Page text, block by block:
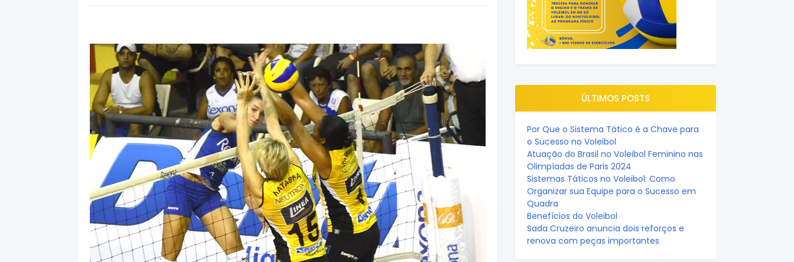
ÚLTIMOS POSTS
Por Que o Sistema Tático é a Chave para
o Sucesso no Voleibol
Atuação do Brasil no Voleibol Feminino nas
Olimpíadas de Paris 2024
Sistemas Táticos no Voleibol: Como
Organizar sua Equipe para o Sucesso em
Quadra
Benefícios do Voleibol
Sada Cruzeiro anuncia dois reforços e
renova com peças importantes